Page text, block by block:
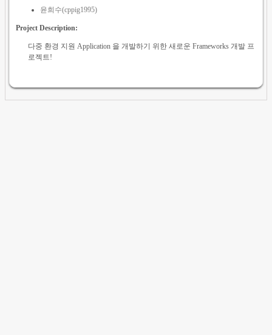
윤희수(cppig1995)
Project Description:
다중 환경 지원 Application 을 개발하기 위한 새로운 Frameworks 개발 프
로젝트!